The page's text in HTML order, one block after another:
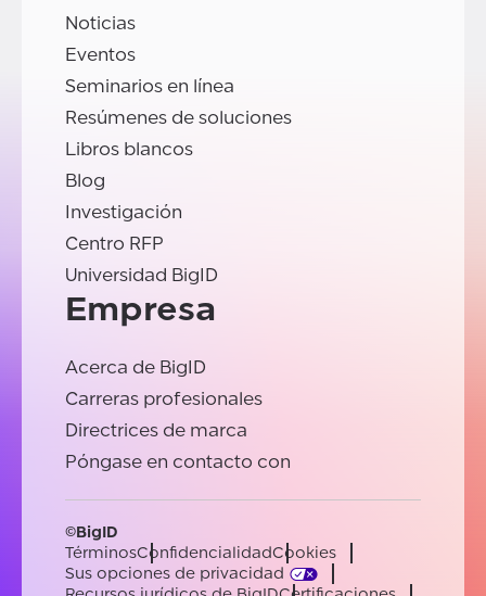
Noticias
Eventos
Seminarios en línea
Resúmenes de soluciones
Libros blancos
Blog
Investigación
Centro RFP
Universidad BigID
Empresa
Acerca de BigID
Carreras profesionales
Directrices de marca
Póngase en contacto con
©BigID
TérminosConfidencialidadCookies
Sus opciones de privacidad